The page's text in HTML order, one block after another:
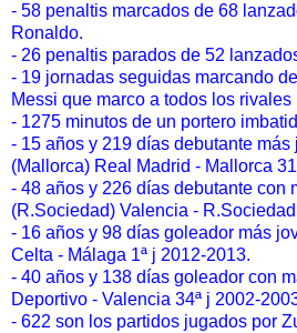
- 58 penaltis marcados de 68
Ronaldo.
- 26 penaltis parados de 52
- 19 jornadas seguidas marcando
Messi que marco a todos los
- 1275 minutos de un portero
- 15 años y 219 días debutante
(Mallorca) Real Madrid - Mallorca
- 48 años y 226 días debutante con
(R.Sociedad) Valencia -
- 16 años y 98 días goleador más
Celta - Málaga 1ª j 2012-2013.
- 40 años y 138 días goleador con
Deportivo - Valencia 34ª j 2002-
- 622 son los partidos jugados por